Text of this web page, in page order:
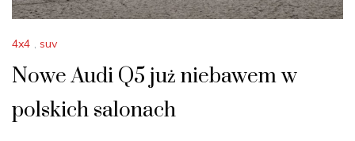
4x4 , suv
Nowe Audi Q5 już niebawem w
polskich salonach